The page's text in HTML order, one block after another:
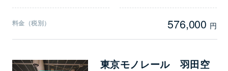
料金（税別） 576,000 円
東京モノレール 羽田空